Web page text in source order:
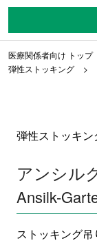
医療関係者向け トップ
弾性ストッキング
弾性ストッキ
アンシル
Ansilk-
ストッキング吊